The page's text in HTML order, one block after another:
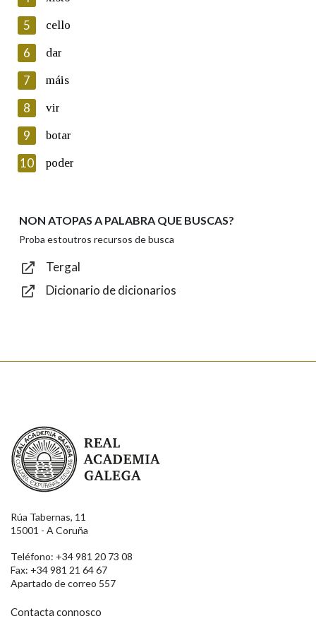
Lin e acepto as condicións da política de
Introduce o código que aparece na imaxe:
Texto de verificación
Enviar
5 cello
6 dar
7 máis
8 vir
9 botar
10 poder
NON ATOPAS A PALABRA QUE BUSCAS?
Proba estoutros recursos de busca
Tergal
Dicionario de dicionarios
Real Academia Galega
Rúa Tabernas, 11
15001 - A Coruña
Teléfono: +34 981 20 73 08
Fax: +34 981 21 64 67
Apartado de correo 557
Contacta connosco